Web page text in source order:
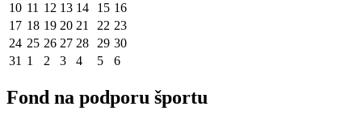
10 11 12 13 14 15 16
17 18 19 20 21 22 23
24 25 26 27 28 29 30
31 1 2 3 4 5 6
Fond na podporu športu